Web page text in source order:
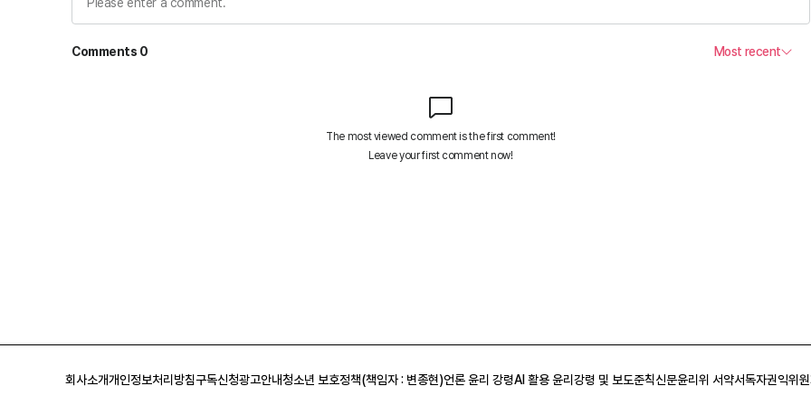
회사소개개인정보처리방침구독신청광고안내청소년 보호정책(책임자 : 변종현)언론 윤리 강령AI 활용 윤리강령 및 보도준칙신문윤리위 서약서독자권익위